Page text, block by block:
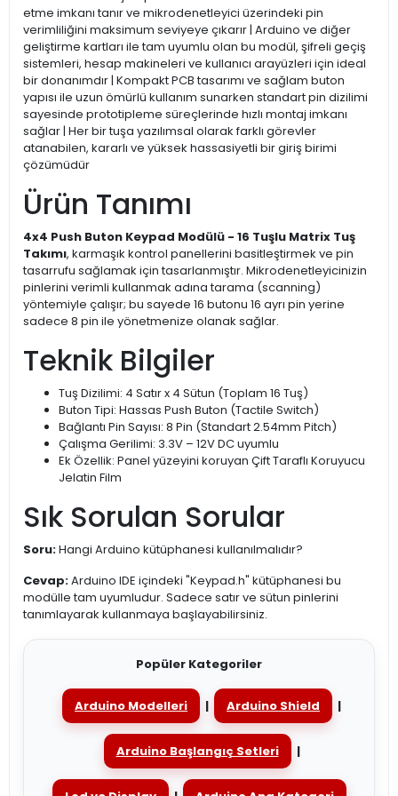
etme imkanı tanır ve mikrodenetleyici üzerindeki pin
verimliliğini maksimum seviyeye çıkarır | Arduino ve diğer
geliştirme kartları ile tam uyumlu olan bu modül, şifreli geçiş
sistemleri, hesap makineleri ve kullanıcı arayüzleri için ideal
bir donanımdır | Kompakt PCB tasarımı ve sağlam buton
yapısı ile uzun ömürlü kullanım sunarken standart pin dizilimi
sayesinde prototipleme süreçlerinde hızlı montaj imkanı
sağlar | Her bir tuşa yazılımsal olarak farklı görevler
atanabilen, kararlı ve yüksek hassasiyetli bir giriş birimi
çözümüdür
Ürün Tanımı
4x4 Push Buton Keypad Modülü - 16 Tuşlu Matrix Tuş
Takımı, karmaşık kontrol panellerini basitleştirmek ve pin
tasarrufu sağlamak için tasarlanmıştır. Mikrodenetleyicinizin
pinlerini verimli kullanmak adına tarama (scanning)
yöntemiyle çalışır; bu sayede 16 butonu 16 ayrı pin yerine
sadece 8 pin ile yönetmenize olanak sağlar.
Teknik Bilgiler
Tuş Dizilimi: 4 Satır x 4 Sütun (Toplam 16 Tuş)
Buton Tipi: Hassas Push Buton (Tactile Switch)
Bağlantı Pin Sayısı: 8 Pin (Standart 2.54mm Pitch)
Çalışma Gerilimi: 3.3V – 12V DC uyumlu
Ek Özellik: Panel yüzeyini koruyan Çift Taraflı Koruyucu
Jelatin Film
Sık Sorulan Sorular
Soru:Hangi Arduino kütüphanesi kullanılmalıdır?
Cevap:Arduino IDE içindeki "Keypad.h" kütüphanesi bu
modülle tam uyumludur. Sadece satır ve sütun pinlerini
tanımlayarak kullanmaya başlayabilirsiniz.
Popüler Kategoriler
Arduino Modelleri | Arduino Shield |
Arduino Başlangıç Setleri |